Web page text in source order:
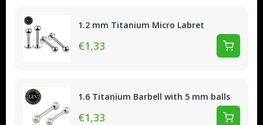
1.2 mm Titanium Micro Labret
€1,33
1.6 Titanium Barbell with 5 mm balls
€1,33